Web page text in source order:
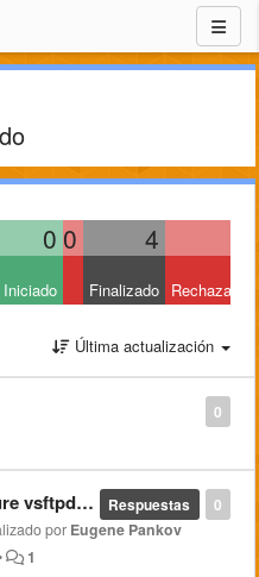
0 0 4
Iniciado Finalizado Rechazado
Última actualización
0
0
Respuestas
Ajenti?
por Eugene Pankov
1